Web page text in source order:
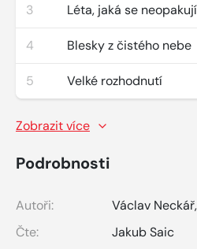
3 Léta, jaká se neopakují
4 Blesky z čistého nebe
5 Velké rozhodnutí
Zobrazit více
Podrobnosti
Autoři: Václav Neckář,
Čte:
Jakub Saic